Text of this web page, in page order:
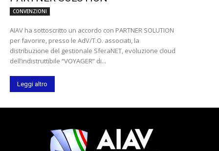
CONVENZIONI
AIAV ha sottoscritto un accordo con PARTNER SOLUTION
per favorire, presso le AdV/T.O. associati, la
distribuzione del gestionale SferaNET, evoluzione cloud
dell’indistruttibile “VOYAGER” di...
Leggi altro